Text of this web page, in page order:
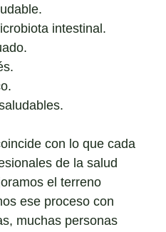
intestinal.
con lo que cada
de la salud
el terreno
ese proceso con
muchas personas